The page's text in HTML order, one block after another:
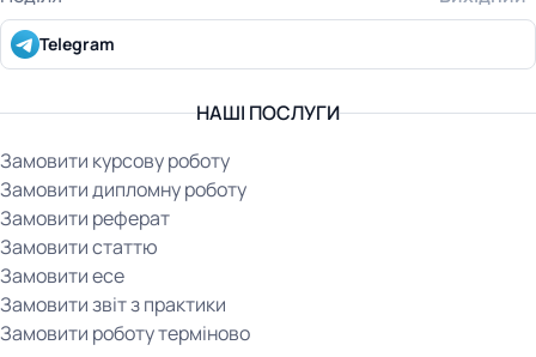
НАШІ ПОСЛУГИ
Замовити курсову роботу
Замовити дипломну роботу
Замовити реферат
Замовити статтю
Замовити есе
Замовити звіт з практики
Замовити роботу терміново
Telegram